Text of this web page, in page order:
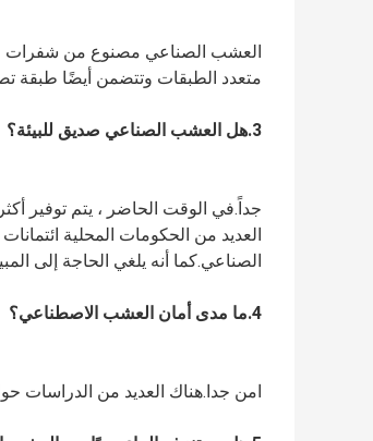
متعدد الطبقات وتتضمن أيضًا طبقة
3. هل العشب الصناعي صديق للبيئة؟
الصناعي.كما أنه يلغي الحاجة إلى
4. ما مدى أمان العشب الاصطناعي؟
امن جدا.هناك العديد من الدراسات